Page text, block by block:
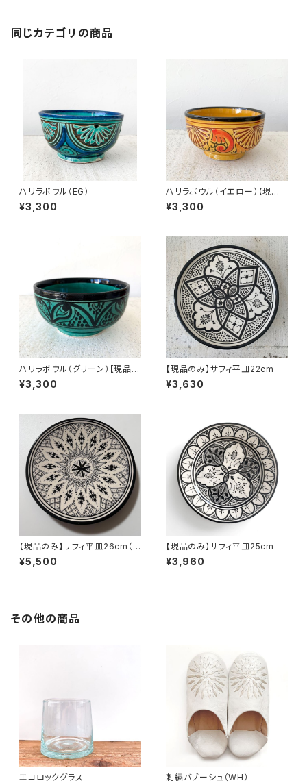
同じカテゴリの商品
ハリラボウル（EG）
¥3,300
ハリラボウル（イエロー）【現品
限り】
¥3,300
ハリラボウル（グリーン）【現品限
り】
¥3,300
【現品のみ】サフィ平皿22cm
¥3,630
【現品のみ】サフィ平皿26cm（ブ
ラック）
¥5,500
【現品のみ】サフィ平皿25cm
¥3,960
その他の商品
エコロックグラス 刺繍バブーシュ（WH）